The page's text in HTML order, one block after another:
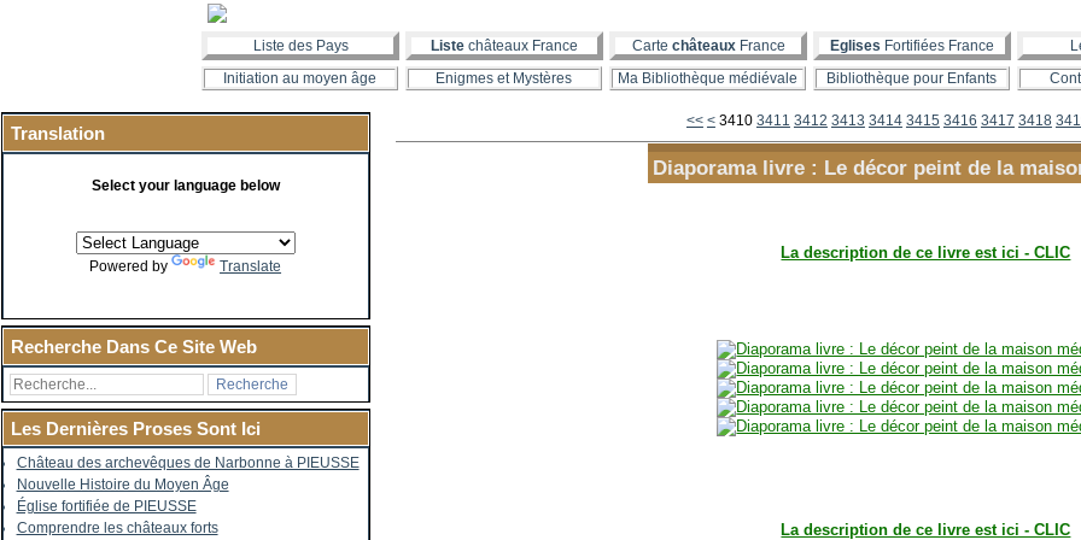
Liste des Pays Liste châteaux France Carte châteauxFrance Eglises Fortifiées France
Initiation au moyen âge
Enigmes et Mystères Ma Bibliothèque médiévale Bibliothèque pour Enfants
Translation
Select your language below
Powered by Translate
Recherche Dans Ce Site Web
Les Dernières Proses Sont Ici
Château des archevêques de Narbonne à PIEUSSE
Nouvelle Histoire du Moyen Âge
Église fortifiée de PIEUSSE
Comprendre les châteaux forts
<< < 3400
3410 3411 3412 3413 3414 3415 3416 3417 3418
Diaporama livre : Le décor peint de la
La description de ce livre est ici - CLIC
La description de ce livre est ici - CLIC